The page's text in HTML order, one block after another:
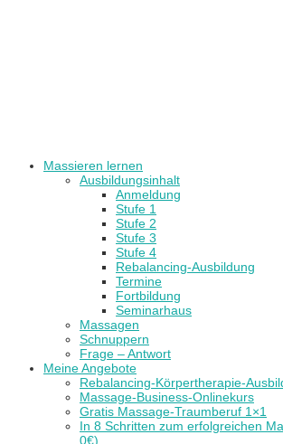
Massieren lernen
Ausbildungsinhalt
Anmeldung
Stufe 1
Stufe 2
Stufe 3
Stufe 4
Rebalancing-Ausbildung
Termine
Fortbildung
Seminarhaus
Massagen
Schnuppern
Frage – Antwort
Meine Angebote
Rebalancing-Körpertherapie-
Massage-Business-Onlinekurs
Gratis Massage-Traumberuf 1×1
In 8 Schritten zum erfolgreichen
0€)